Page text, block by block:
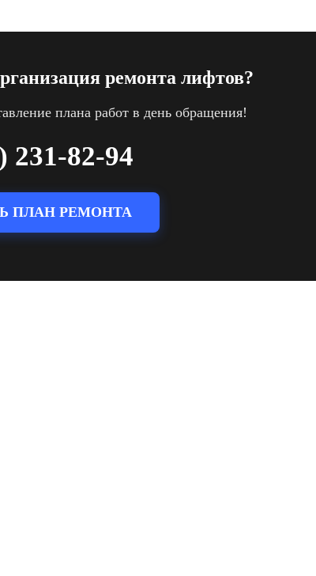
ремонта лифтов?
плана работ в день обращения!
231-82-94
ПЛАН РЕМОНТА